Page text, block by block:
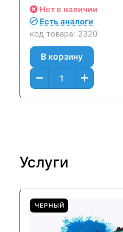
Черный (Black)
Оригинальный
Нет в наличии
Есть аналоги
код товара: 2320
В корзину
Услуги
ЧЕРНЫЙ